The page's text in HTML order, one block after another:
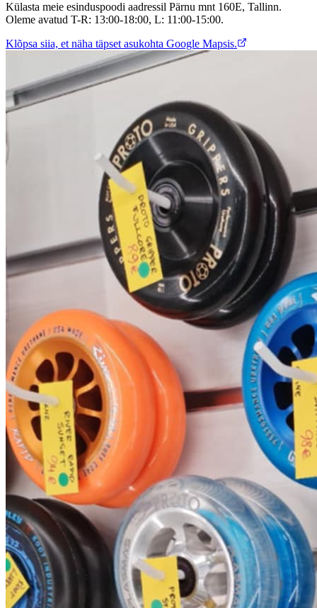
Külasta meie esinduspoodi aadressil Pärnu mnt 160E, Tallinn.
Oleme avatud T-R: 13:00-18:00, L: 11:00-15:00.
Klõpsa siia, et näha täpset asukohta Google Mapsis.